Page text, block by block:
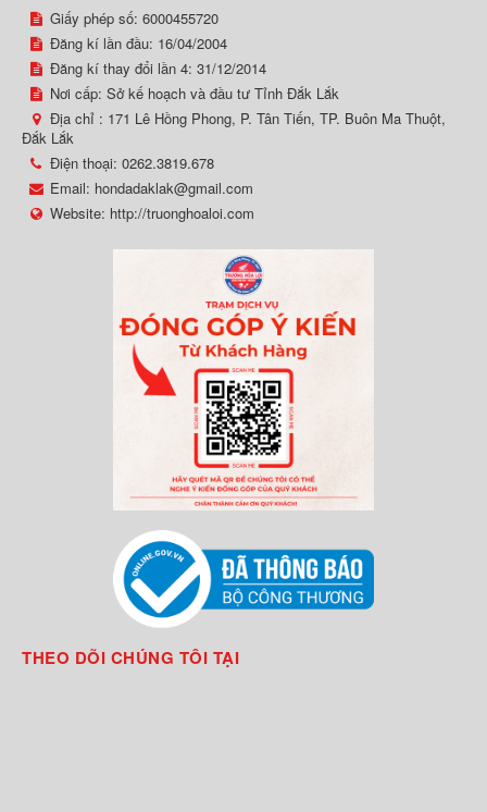
Giấy phép số: 6000455720
Đăng kí lần đầu: 16/04/2004
Đăng kí thay đổi lần 4: 31/12/2014
Nơi cấp: Sở kế hoạch và đầu tư Tỉnh Đắk Lắk
Địa chỉ : 171 Lê Hồng Phong, P. Tân Tiến, TP. Buôn Ma Thuột,
Đắk Lắk
Điện thoại: 0262.3819.678
Email: hondadaklak@gmail.com
Website: http://truonghoaloi.com
THEO DÕI CHÚNG TÔI TẠI